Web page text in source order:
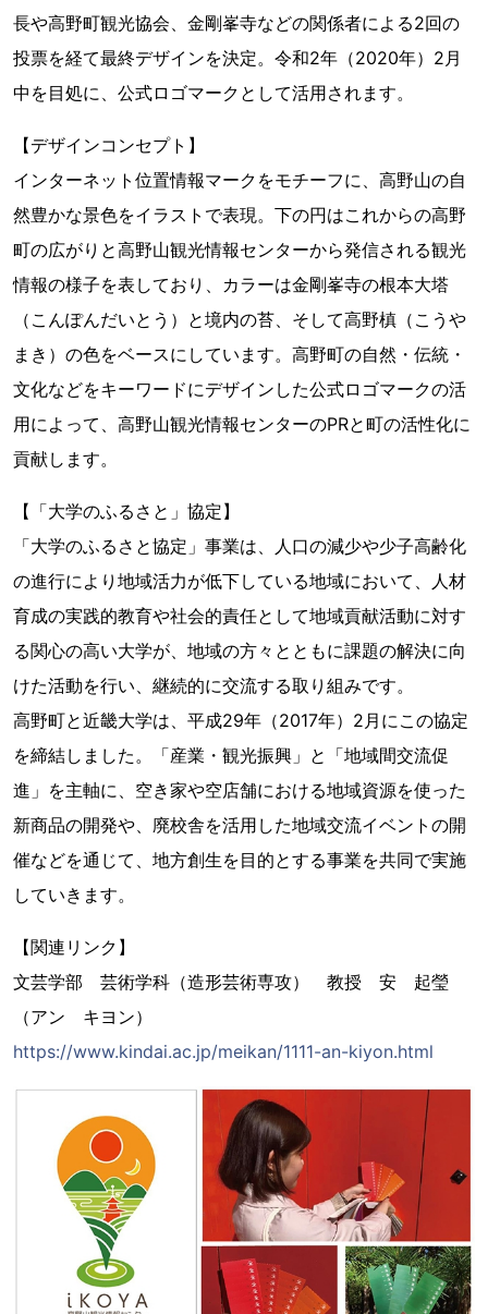
長や高野町観光協会、金剛峯寺などの関係者による2回の
投票を経て最終デザインを決定。令和2年（2020年）2月
中を目処に、公式ロゴマークとして活用されます。
【デザインコンセプト】
インターネット位置情報マークをモチーフに、高野山の自
然豊かな景色をイラストで表現。下の円はこれからの高野
町の広がりと高野山観光情報センターから発信される観光
情報の様子を表しており、カラーは金剛峯寺の根本大塔
（こんぽんだいとう）と境内の苔、そして高野槙（こうや
まき）の色をベースにしています。高野町の自然・伝統・
文化などをキーワードにデザインした公式ロゴマークの活
用によって、高野山観光情報センターのPRと町の活性化に
貢献します。
【「大学のふるさと」協定】
「大学のふるさと協定」事業は、人口の減少や少子高齢化
の進行により地域活力が低下している地域において、人材
育成の実践的教育や社会的責任として地域貢献活動に対す
る関心の高い大学が、地域の方々とともに課題の解決に向
けた活動を行い、継続的に交流する取り組みです。
高野町と近畿大学は、平成29年（2017年）2月にこの協定
を締結しました。「産業・観光振興」と「地域間交流促
進」を主軸に、空き家や空店舗における地域資源を使った
新商品の開発や、廃校舎を活用した地域交流イベントの開
催などを通じて、地方創生を目的とする事業を共同で実施
していきます。
【関連リンク】
文芸学部 芸術学科（造形芸術専攻） 教授 安 起瑩
（アン キヨン）
https://www.kindai.ac.jp/meikan/1111-an-kiyon.html